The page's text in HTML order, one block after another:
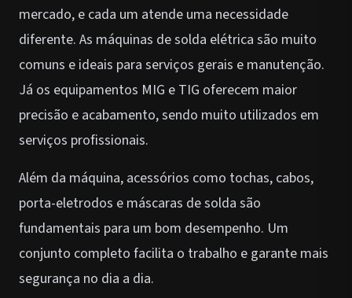
mercado, e cada um atende uma necessidade
diferente. As máquinas de solda elétrica são muito
comuns e ideais para serviços gerais e manutenção.
Já os equipamentos MIG e TIG oferecem maior
precisão e acabamento, sendo muito utilizados em
serviços profissionais.
Além da máquina, acessórios como tochas, cabos,
porta-eletrodos e máscaras de solda são
fundamentais para um bom desempenho. Um
conjunto completo facilita o trabalho e garante mais
segurança no dia a dia.